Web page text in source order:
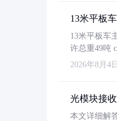
13米平板
13米平板车
许总重49吨
2026年8月4日
光模块接
本文详细解